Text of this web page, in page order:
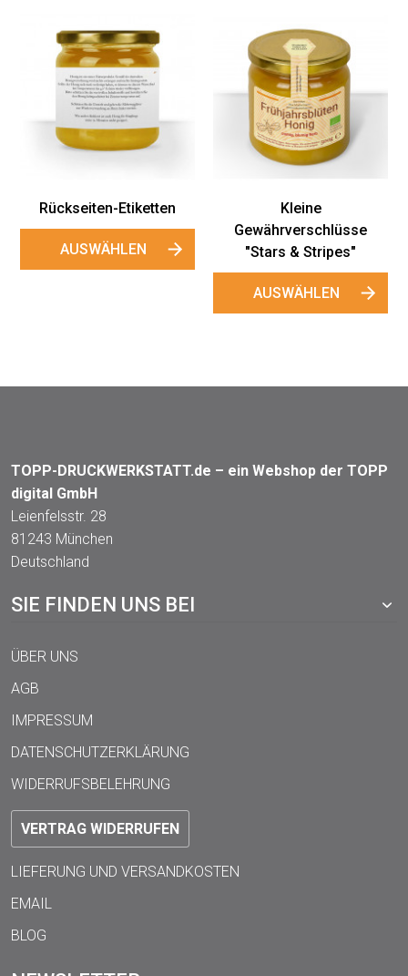
Rückseiten-Etiketten
AUSWÄHLEN
Kleine
Gewährverschlüsse
"Stars & Stripes"
AUSWÄHLEN
TOPP-DRUCKWERKSTATT.de – ein Webshop der TOPP
digital GmbH
Leienfelsstr. 28
81243 München
Deutschland
SIE FINDEN UNS BEI
ÜBER UNS
AGB
IMPRESSUM
DATENSCHUTZERKLÄRUNG
WIDERRUFSBELEHRUNG
VERTRAG WIDERRUFEN
LIEFERUNG UND VERSANDKOSTEN
EMAIL
BLOG